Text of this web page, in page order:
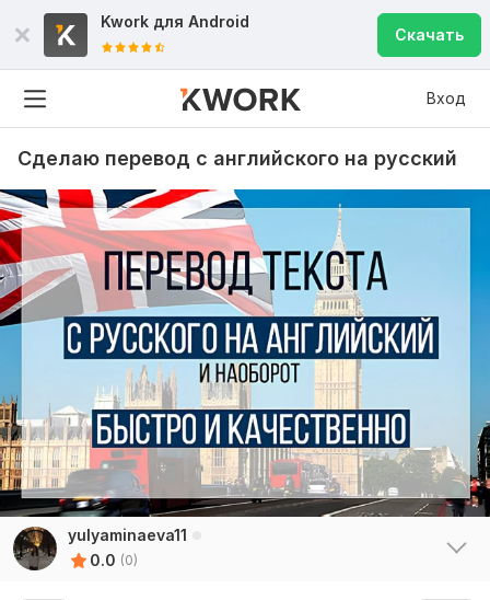
Kwork для Android
Скачать
Вход
Сделаю перевод с английского на русский
yulyaminaeva11
0.0 (0)